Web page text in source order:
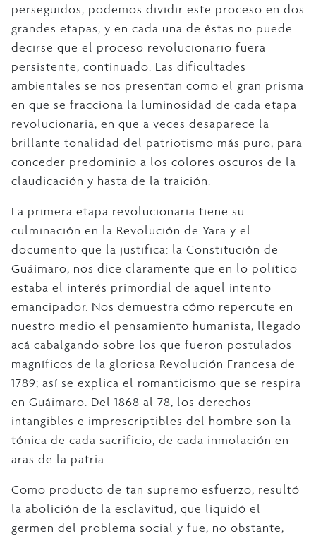
perseguidos, podemos dividir este proceso en dos
grandes etapas, y en cada una de éstas no puede
decirse que el proceso revolucionario fuera
persistente, continuado. Las dificultades
ambientales se nos presentan como el gran prisma
en que se fracciona la luminosidad de cada etapa
revolucionaria, en que a veces desaparece la
brillante tonalidad del patriotismo más puro, para
conceder predominio a los colores oscuros de la
claudicación y hasta de la traición.
La primera etapa revolucionaria tiene su
culminación en la Revolución de Yara y el
documento que la justifica: la Constitución de
Guáimaro, nos dice claramente que en lo político
estaba el interés primordial de aquel intento
emancipador. Nos demuestra cómo repercute en
nuestro medio el pensamiento humanista, llegado
acá cabalgando sobre los que fueron postulados
magníficos de la gloriosa Revolución Francesa de
1789; así se explica el romanticismo que se respira
en Guáimaro. Del 1868 al 78, los derechos
intangibles e imprescriptibles del hombre son la
tónica de cada sacrificio, de cada inmolación en
aras de la patria.
Como producto de tan supremo esfuerzo, resultó
la abolición de la esclavitud, que liquidó el
germen del problema social y fue, no obstante,